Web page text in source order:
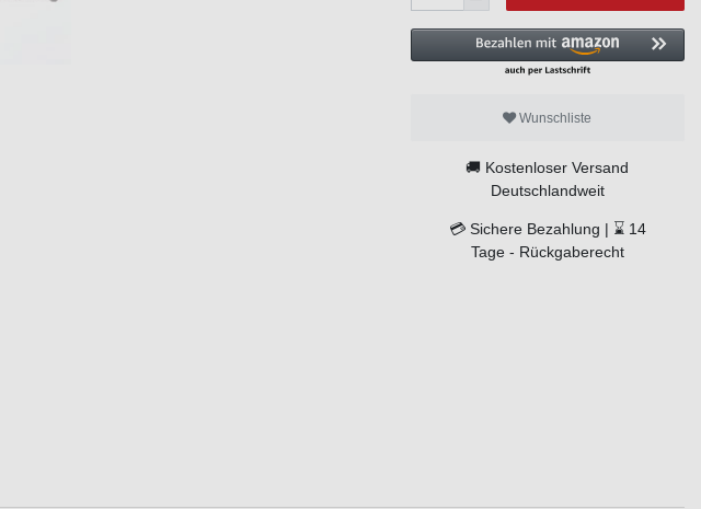
Wunschliste
🚚 Kostenloser Versand
Deutschlandweit
💳 Sichere Bezahlung | ⌛ 14
Tage - Rückgaberecht